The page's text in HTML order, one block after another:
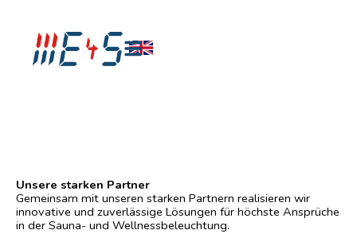
springen
Unsere starken Partner
Gemeinsam mit unseren starken Partnern realisieren wir
innovative und zuverlässige Lösungen für höchste Ansprüche
in der Sauna- und Wellnessbeleuchtung.